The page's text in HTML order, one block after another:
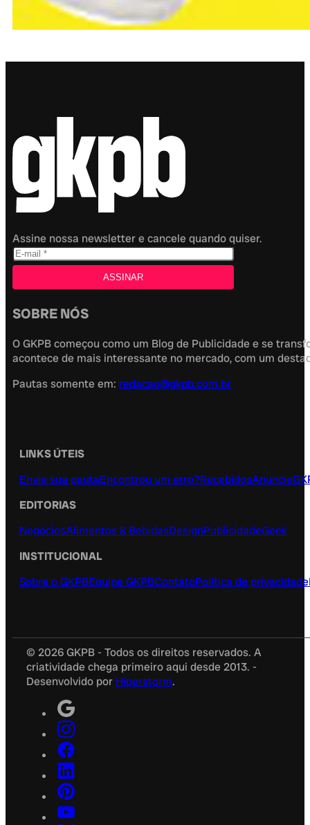
Assine nossa newsletter e cancele quando quiser.
SOBRE NÓS
O GKPB começou como um Blog de Publicidade e se
acontece de mais interessante no mercado, com um
Pautas somente em: redacao@gkpb.com.br
LINKS ÚTEIS
Envie sua pautaEncontrou um erro?RecebidosAnuncie
EDITORIAS
NegóciosAlimentos & BebidasDesignPublicidadeGeek
INSTITUCIONAL
Sobre o GKPBEquipe GKPBContatoPolítica de privacidade
© 2026 GKPB - Todos os direitos reservados. A
criatividade chega primeiro aqui desde 2013. -
Desenvolvido por Hiperstorm.